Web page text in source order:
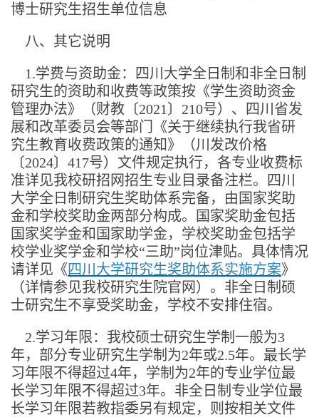
博士研究生招生单位信息
八、其它说明
1.学费与资助金：四川大学全日制和非全日制
研究生的资助和收费等政策按《学生资助资金
管理办法》（财教〔2021〕210号）、四川省发
展和改革委员会等部门《关于继续执行我省研
究生教育收费政策的通知》（川发改价格
〔2024〕417号）文件规定执行，各专业收费标
准详见我校研招网招生专业目录备注栏。四川
大学全日制研究生奖助体系完备，由国家奖助
金和学校奖助金两部分构成。国家奖助金包括
国家奖学金和国家助学金，学校奖助金包括学
校学业奖学金和学校“三助”岗位津贴。具体情况
请详见《四川大学研究生奖助体系实施方案》
（详情参见我校研究生院官网）。非全日制硕
士研究生不享受奖助金，学校不安排住宿。
2.学习年限：我校硕士研究生学制一般为3
年，部分专业研究生学制为2年或2.5年。最长学
习年限不得超过4年，学制为2年的专业学位最
长学习年限不得超过3年。非全日制专业学位最
长学习年限若教指委另有规定，则按相关文件